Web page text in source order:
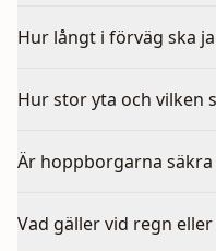
Hur långt i förväg ska
Hur stor yta och vilken
Är hoppborgarna
Vad gäller vid regn